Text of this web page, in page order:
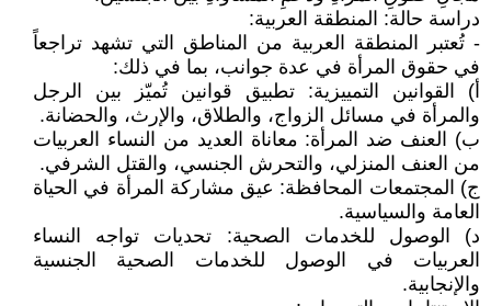
دراسة حالة: المنطقة العربية:
- تُعتبر المنطقة العربية من المناطق التي تشهد تراجعاً
في حقوق المرأة في عدة جوانب، بما في ذلك:
‌أ) القوانين التمييزية: تطبيق قوانين تُميّز بين الرجل
والمرأة في مسائل الزواج، والطلاق، والإرث، والحضانة.
‌ب) العنف ضد المرأة: معاناة العديد من النساء العربيات
من العنف المنزلي، والتحرش الجنسي، والقتل الشرفي.
‌ج) المجتمعات المحافظة: عيق مشاركة المرأة في الحياة
العامة والسياسية.
‌د) الوصول للخدمات الصحية: تحديات تواجه النساء
العربيات في الوصول للخدمات الصحية الجنسية
والإنجابية.